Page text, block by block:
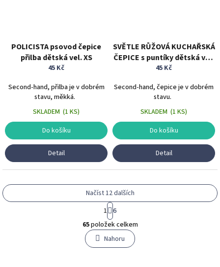
POLICISTA psovod čepice
přilba dětská vel. XS
45 Kč
Second-hand, přilba je v dobrém
stavu, měkká.
SKLADEM (1 KS)
Do košíku
Detail
SVĚTLE RŮŽOVÁ KUCHAŘSKÁ
ČEPICE s puntíky dětská vel.
XS
45 Kč
Second-hand, čepice je v dobrém
stavu.
SKLADEM (1 KS)
Do košíku
Detail
O
v
l
á
Načíst 12 dalších
S
t
r
á
n
k
1
6
65položek celkem
Nahoru